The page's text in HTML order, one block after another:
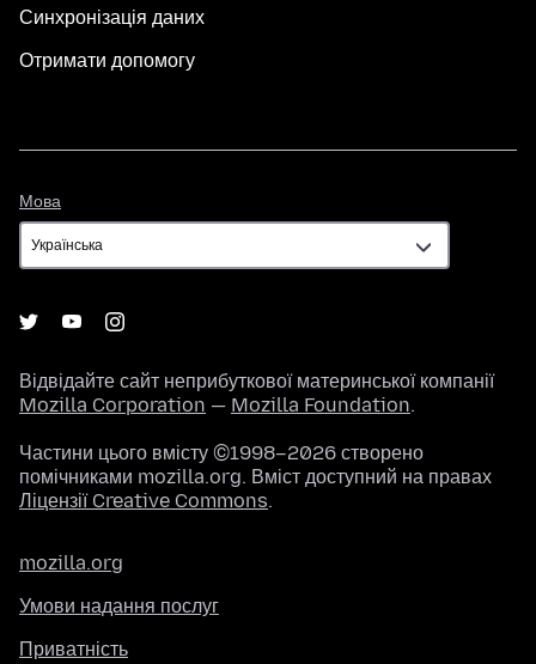
Синхронізація даних
Отримати допомогу
Мова
Відвідайте сайт неприбуткової материнської компанії
Mozilla Corporation — Mozilla Foundation.
Частини цього вмісту ©1998–2026 створено
помічниками mozilla.org. Вміст доступний на правах
Ліцензії Creative Commons.
mozilla.org
Умови надання послуг
Приватність